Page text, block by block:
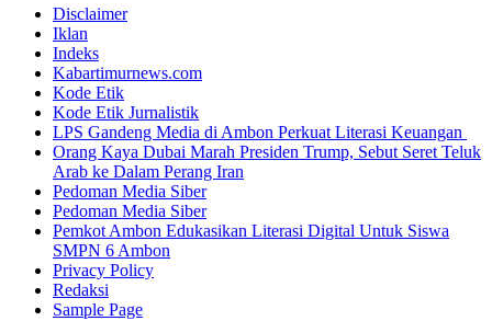
Disclaimer
Iklan
Indeks
Kabartimurnews.com
Kode Etik
Kode Etik Jurnalistik
LPS Gandeng Media di Ambon Perkuat Literasi Keuangan
Orang Kaya Dubai Marah Presiden Trump, Sebut Seret Teluk
Arab ke Dalam Perang Iran
Pedoman Media Siber
Pedoman Media Siber
Pemkot Ambon Edukasikan Literasi Digital Untuk Siswa
SMPN 6 Ambon
Privacy Policy
Redaksi
Sample Page